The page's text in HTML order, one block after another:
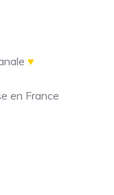
♥
en France